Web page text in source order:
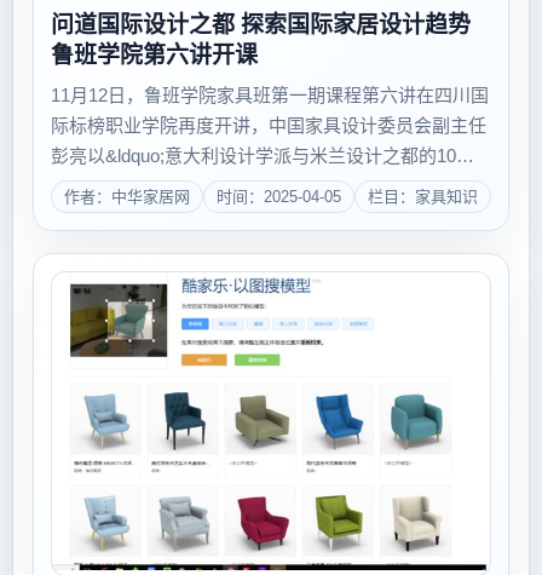
问道国际设计之都 探索国际家居设计趋势
鲁班学院第六讲开课
11月12日，鲁班学院家具班第一期课程第六讲在四川国
际标榜职业学院再度开讲，中国家具设计委员会副主任
彭亮以&ldquo;意大利设计学派与米兰设计之都的10年
游学之旅&rdquo;为题，向帝标家居员工及四川国际标
榜职业学院家具设计专业的学生分析国际家居设计趋
作者：中华家居网 时间：2025-04-05 栏目：家具知识